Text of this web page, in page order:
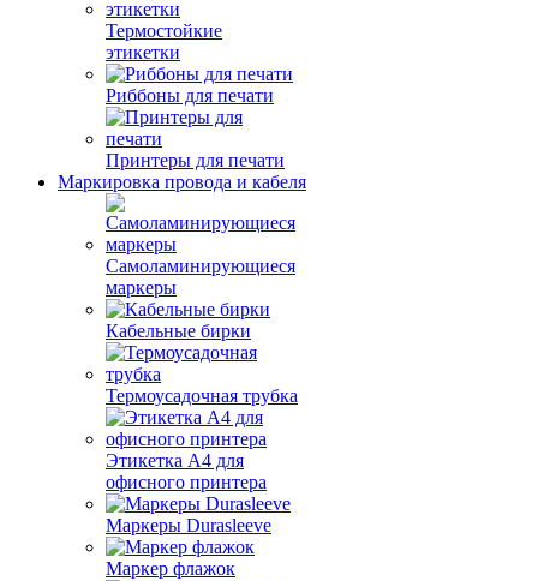
Термостойкие
этикетки
Риббоны для печати
Принтеры для печати
Маркировка провода и кабеля
Самоламинирующиеся
маркеры
Кабельные бирки
Термоусадочная трубка
Этикетка А4 для
офисного принтера
Маркеры Durasleeve
Маркер флажок